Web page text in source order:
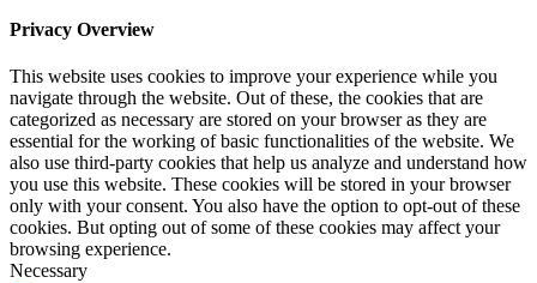
Privacy Overview
This website uses cookies to improve your experience while you
navigate through the website. Out of these, the cookies that are
categorized as necessary are stored on your browser as they are
essential for the working of basic functionalities of the website. We
also use third-party cookies that help us analyze and understand how
you use this website. These cookies will be stored in your browser
only with your consent. You also have the option to opt-out of these
cookies. But opting out of some of these cookies may affect your
browsing experience.
Necessary